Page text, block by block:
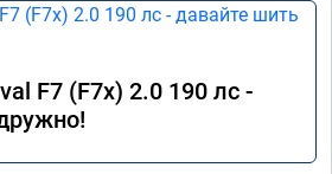
F7 (F7x) 2.0 190 лс -